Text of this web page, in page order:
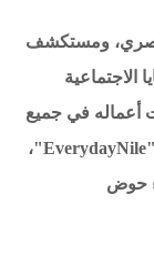
ومستكشف
الاجتماعية
أعماله في جميع
أنحاء العالم. وهو أيضاً مؤسس مشارك لمبادرة "EverydayNile"،
حوض